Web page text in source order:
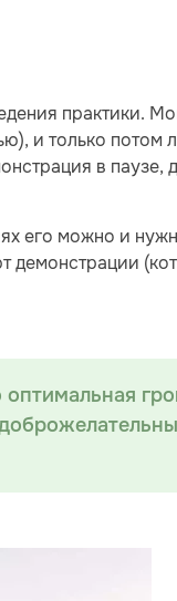
практики.
и только потом
в паузе,
его можно и
демонстрации